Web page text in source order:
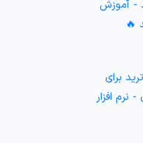
- آموزش
برای
نرم افزار